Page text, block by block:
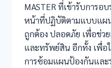
MASTER ที่เข้ารับการอ
หน้าที่ปฏิบัติตามแบบแผ
ถูกต้อง ปลอดภัย เพื่อช่ว
และทรัพย์สิน อีกทั้ง เพื่อใ
การซ้อมแผนป้องกันและ